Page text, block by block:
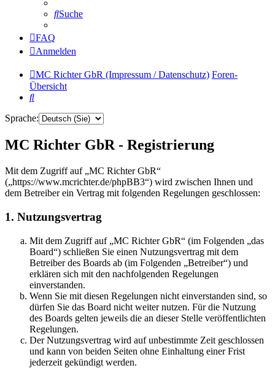
Suche
FAQ
Anmelden
MC Richter GbR (Impressum / Datenschutz) Foren-
Übersicht
Suche
Sprache:
MC Richter GbR - Registrierung
Mit dem Zugriff auf „MC Richter GbR“
(„https://www.mcrichter.de/phpBB3“) wird zwischen Ihnen und
dem Betreiber ein Vertrag mit folgenden Regelungen geschlossen:
1. Nutzungsvertrag
Mit dem Zugriff auf „MC Richter GbR“ (im Folgenden „das
Board“) schließen Sie einen Nutzungsvertrag mit dem
Betreiber des Boards ab (im Folgenden „Betreiber“) und
erklären sich mit den nachfolgenden Regelungen
einverstanden.
Wenn Sie mit diesen Regelungen nicht einverstanden sind, so
dürfen Sie das Board nicht weiter nutzen. Für die Nutzung
des Boards gelten jeweils die an dieser Stelle veröffentlichten
Regelungen.
Der Nutzungsvertrag wird auf unbestimmte Zeit geschlossen
und kann von beiden Seiten ohne Einhaltung einer Frist
jederzeit gekündigt werden.